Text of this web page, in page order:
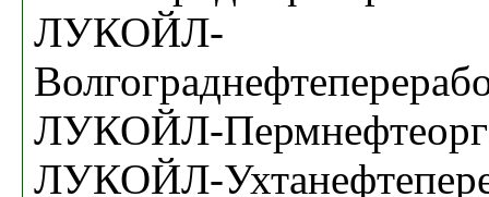
ЛУКОЙЛ-
ЛУКОЙЛ-
ЛУКОЙЛ-